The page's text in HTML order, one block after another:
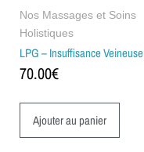
Nos Massages et Soins
Holistiques
LPG – Insuffisance Veineuse
70.00€
Ajouter au panier